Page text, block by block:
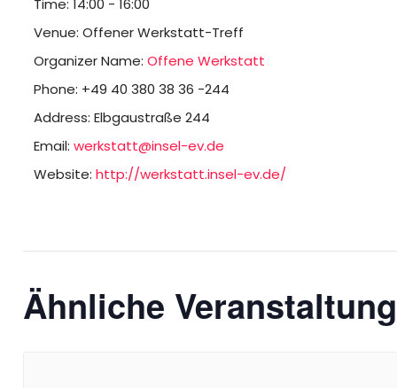
Time: 14:00 - 16:00
Venue: Offener Werkstatt-Treff
Organizer Name: Offene Werkstatt
Phone: +49 40 380 38 36 -244
Address: Elbgaustraße 244
Email: werkstatt@insel-ev.de
Website: http://werkstatt.insel-ev.de/
Ähnliche